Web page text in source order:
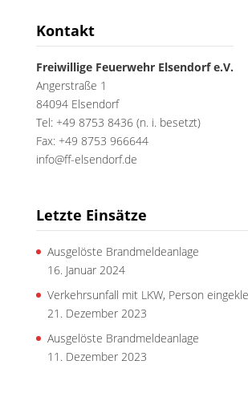
Kontakt
Freiwillige Feuerwehr Elsendorf e.V.
Angerstraße 1
84094 Elsendorf
Tel: +49 8753 8436 (n. i. besetzt)
Fax: +49 8753 966644
info@ff-elsendorf.de
Letzte Einsätze
Ausgelöste Brandmeldeanlage
16. Januar 2024
Verkehrsunfall mit LKW, Person
21. Dezember 2023
Ausgelöste Brandmeldeanlage
11. Dezember 2023